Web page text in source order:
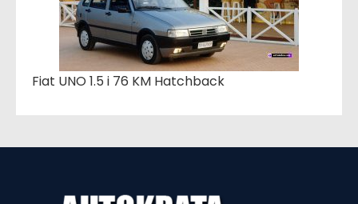
Fiat UNO 1.5 i 76 KM Hatchback